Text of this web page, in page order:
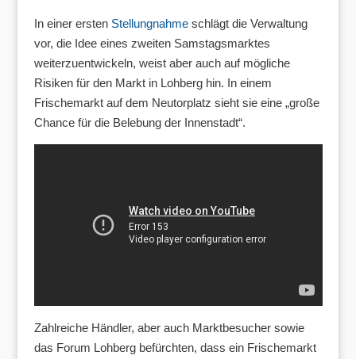
In einer ersten Stellungnahmeschlägt die Verwaltung
vor, die Idee eines zweiten Samstagsmarktes
weiterzuentwickeln, weist aber auch auf mögliche
Risiken für den Markt in Lohberg hin. In einem
Frischemarkt auf dem Neutorplatz sieht sie eine „große
Chance für die Belebung der Innenstadt“.
Zahlreiche Händler, aber auch Marktbesucher sowie
das Forum Lohberg befürchten, dass ein Frischemarkt